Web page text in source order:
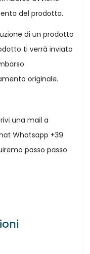
del prodotto.
di un prodotto
ti verrà inviato
originale.
una mail a
Whatsapp +39
passo passo